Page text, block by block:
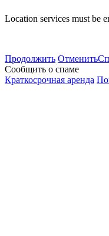
Location services must be
Продолжить Отменить
Сообщить о спаме
Краткосрочная аренда